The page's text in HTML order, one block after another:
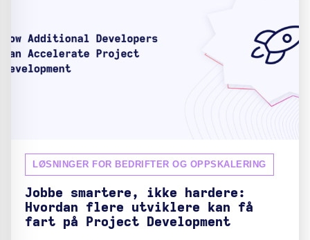
LØSNINGER FOR BEDRIFTER OG OPPSKALERING
Jobbe smartere, ikke hardere:
Hvordan flere utviklere kan få
fart på Project Development